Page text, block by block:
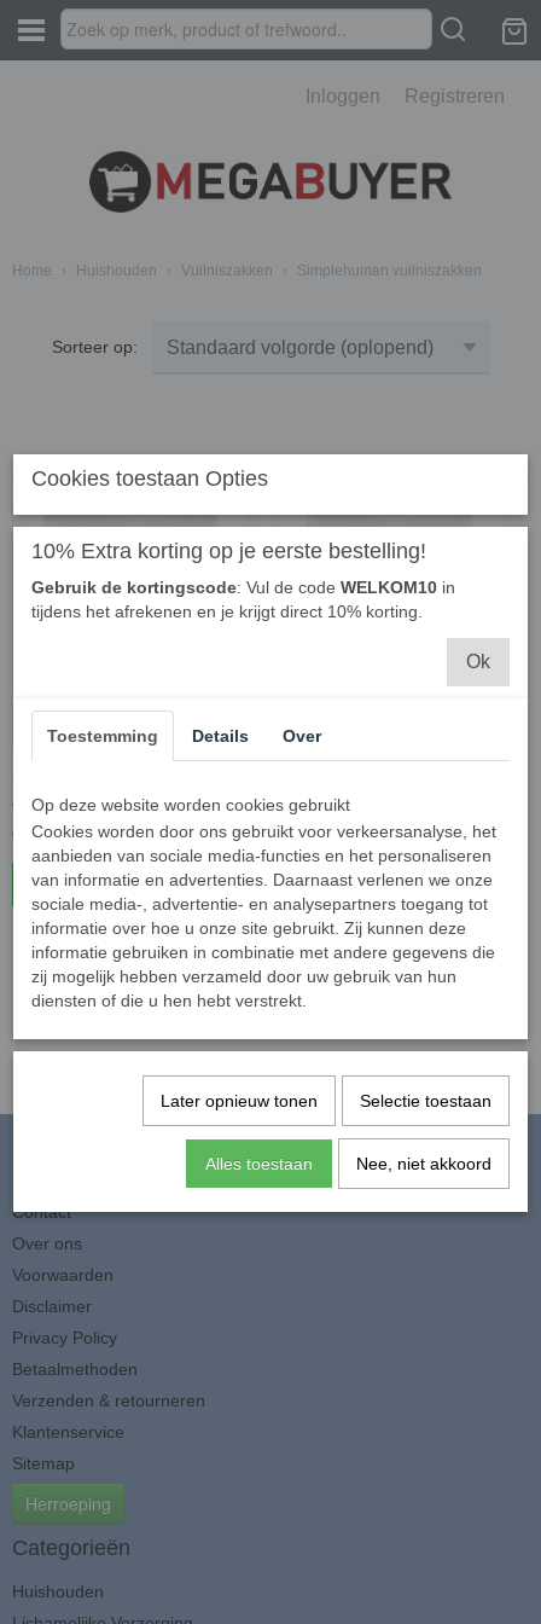
Inloggen Registreren
Home › Huishouden › Vuilniszakken › Simplehuman vuilniszakken
Sorteer op:
Afvalzakken - 60 stuks
€ 33,50
In winkelwagen
vuilniszakken - 60 stuks
€ 27,95
In winkelwagen
Contact
Over ons
Voorwaarden
Disclaimer
Privacy Policy
Betaalmethoden
Verzenden & retourneren
Klantenservice
Sitemap
Herroeping
Categorieën
Huishouden
Cookies toestaan Opties
10% Extra korting op je eerste bestelling!
Gebruik de kortingscode: Vul de code WELKOM10 in
tijdens het afrekenen en je krijgt direct 10% korting.
Ok
Toestemming Details Over
Op deze website worden cookies gebruikt
Cookies worden door ons gebruikt voor verkeersanalyse, het
aanbieden van sociale media-functies en het personaliseren
van informatie en advertenties. Daarnaast verlenen we onze
sociale media-, advertentie- en analysepartners toegang tot
informatie over hoe u onze site gebruikt. Zij kunnen deze
informatie gebruiken in combinatie met andere gegevens die
zij mogelijk hebben verzameld door uw gebruik van hun
diensten of die u hen hebt verstrekt.
Later opnieuw tonen Selectie toestaan
Alles toestaan Nee, niet akkoord